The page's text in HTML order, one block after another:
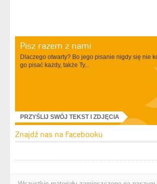
Pisz razem z nami
Dlaczego otwarty? Bo jego pisanie nigdy się nie
go pisać każdy, także Ty...
PRZYŚLIJ SWÓJ TEKST I ZDJĘCIA
Znajdź nas na Facebooku